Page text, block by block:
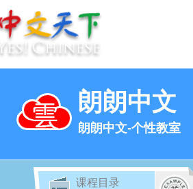
朗朗中文
朗朗中文-个性教室
课程目录